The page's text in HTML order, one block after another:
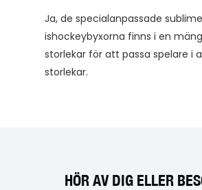
Ja, de specialanpassade
ishockeybyxorna finns i en
storlekar för att passa spelare i
storlekar.
HÖR AV DIG ELLER